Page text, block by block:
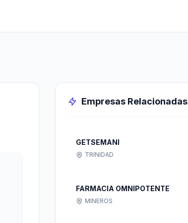
Empresas Relacionadas
GETSEMANI
TRINIDAD
FARMACIA OMNIPOTENTE
MINEROS